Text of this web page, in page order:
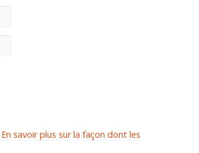
En savoir plus sur la façon dont les